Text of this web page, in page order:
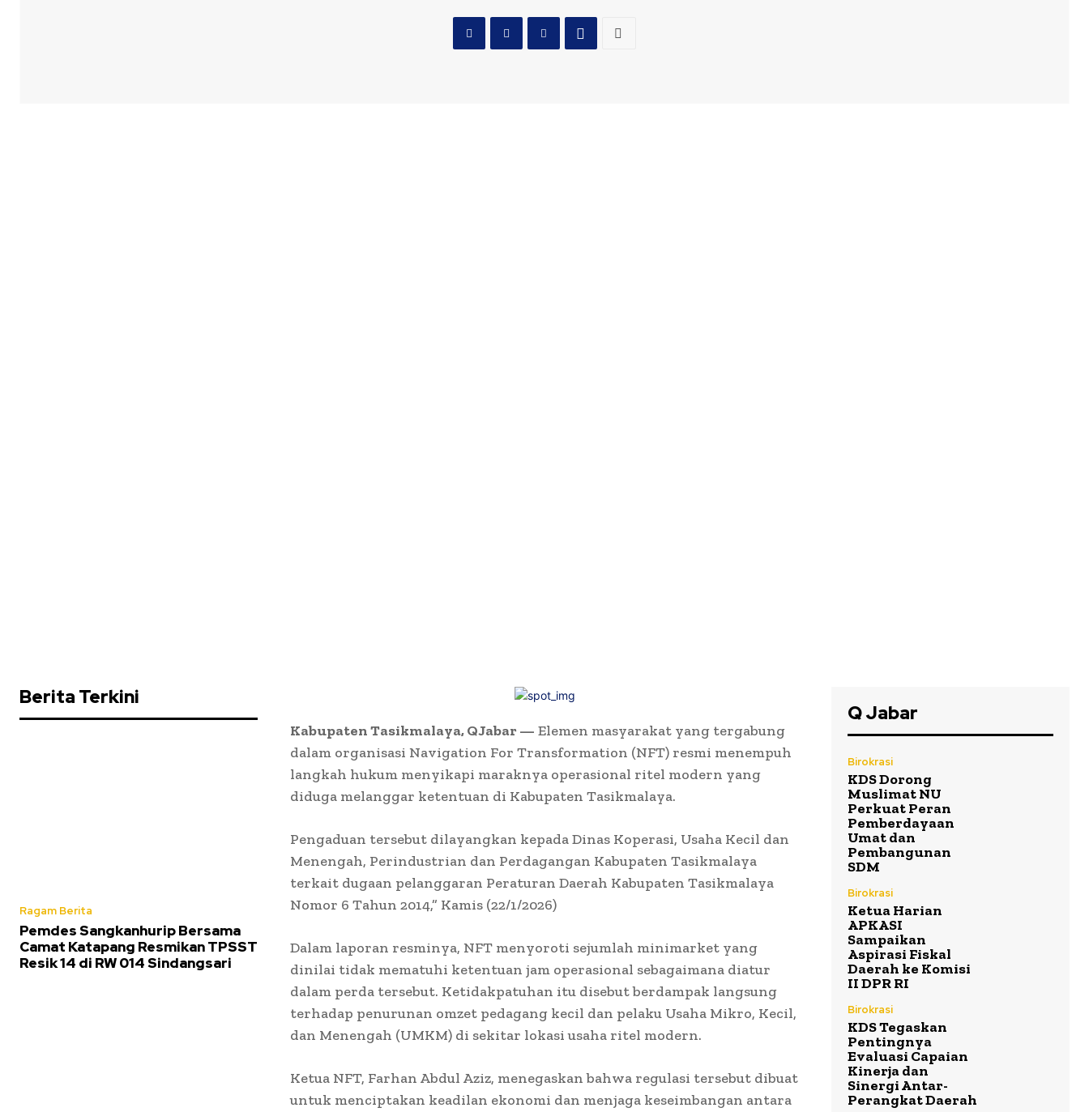
Berita Terkini
Ragam Berita
Pemdes Sangkanhurip Bersama
Camat Katapang Resmikan TPSST
Resik 14 di RW 014 Sindangsari
Kabupaten Tasikmalaya, QJabar — Elemen masyarakat yang tergabung
dalam organisasi Navigation For Transformation (NFT) resmi menempuh
langkah hukum menyikapi maraknya operasional ritel modern yang
diduga melanggar ketentuan di Kabupaten Tasikmalaya.
Pengaduan tersebut dilayangkan kepada Dinas Koperasi, Usaha Kecil dan
Menengah, Perindustrian dan Perdagangan Kabupaten Tasikmalaya
terkait dugaan pelanggaran Peraturan Daerah Kabupaten Tasikmalaya
Nomor 6 Tahun 2014,” Kamis (22/1/2026)
Dalam laporan resminya, NFT menyoroti sejumlah minimarket yang
dinilai tidak mematuhi ketentuan jam operasional sebagaimana diatur
dalam perda tersebut. Ketidakpatuhan itu disebut berdampak langsung
terhadap penurunan omzet pedagang kecil dan pelaku Usaha Mikro, Kecil,
dan Menengah (UMKM) di sekitar lokasi usaha ritel modern.
Ketua NFT, Farhan Abdul Aziz, menegaskan bahwa regulasi tersebut dibuat
untuk menciptakan keadilan ekonomi dan menjaga keseimbangan antara
Q Jabar
Birokrasi
KDS Dorong
Muslimat NU
Perkuat Peran
Pemberdayaan
Umat dan
Pembangunan
SDM
Birokrasi
Ketua Harian
APKASI
Sampaikan
Aspirasi Fiskal
Daerah ke Komisi
II DPR RI
Birokrasi
KDS Tegaskan
Pentingnya
Evaluasi Capaian
Kinerja dan
Sinergi Antar-
Perangkat Daerah